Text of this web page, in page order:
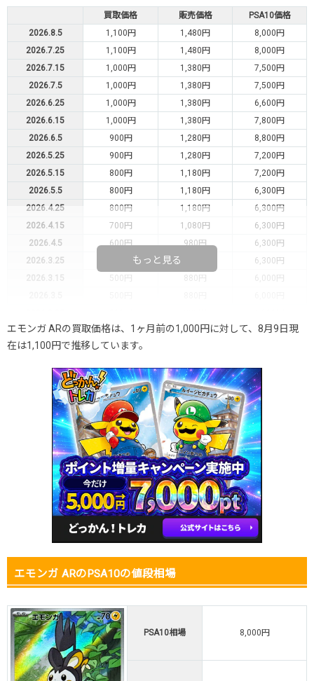
買取価格 販売価格
PSA10価格
2026.8.5
1,100円 1,480円
8,000円
2026.7.25
1,100円 1,480円
8,000円
2026.7.15
1,000円 1,380円
7,500円
2026.7.5
1,000円 1,380円
7,500円
2026.6.25
1,000円 1,380円
6,600円
2026.6.15
1,000円 1,380円
7,800円
2026.6.5
900円 1,280円
8,800円
2026.5.25
900円 1,280円
7,200円
2026.5.15
800円 1,180円
7,200円
2026.5.5
800円 1,180円
6,300円
2026.4.25
800円 1,180円
6,300円
2026.4.15
700円 1,080円
6,300円
2026.4.5
600円 980円
6,300円
2026.3.25
6,300円
2026.3.15
500円 880円
6,000円
2026.2.15
400円 780円
6,000円
2026.2.5
400円
2026.1.15
400円 780円
2026.1.5
400円 780円
2025.12.25
400円 780円
2025.12.15
400円 780円
2025.12.5
400円 780円
2025.11.25
400円 780円
2025.11.15
400円 780円
2025.11.5
400円 780円
400円 780円
1,280円
もっと見る
エモンガ ARの買取価格は、1ヶ月前の1,000円に対して、8月9日現
在は1,100円で推移しています。
エモンガ ARのPSA10の値段相場
PSA10相場 8,000円